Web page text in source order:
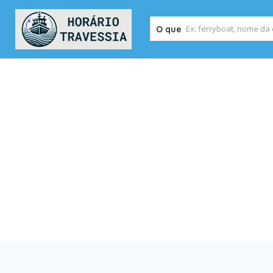
O que